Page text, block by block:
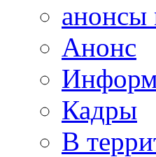
анонсы
Анонс
Кадры
В